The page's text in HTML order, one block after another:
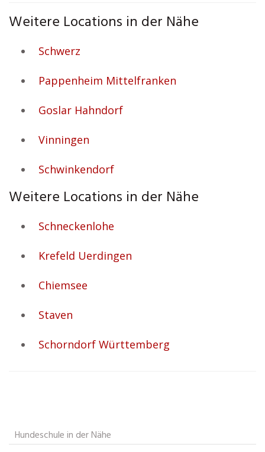
Weitere Locations in der Nähe
Schwerz
Pappenheim Mittelfranken
Goslar Hahndorf
Vinningen
Schwinkendorf
Weitere Locations in der Nähe
Schneckenlohe
Krefeld Uerdingen
Chiemsee
Staven
Schorndorf Württemberg
Hundeschule in der Nähe